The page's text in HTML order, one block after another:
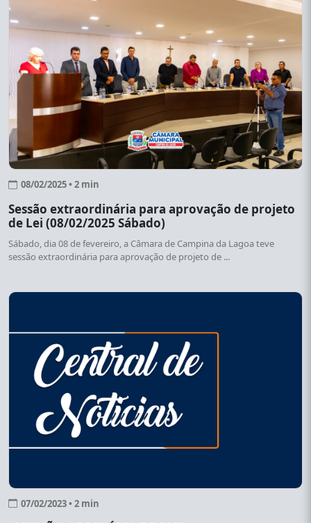
08/02/2025 • 2 min
Sessão extraordinária para aprovação de projeto
de Lei (08/02/2025 Sábado)
Sábado, dia 08 de fevereiro, a Câmara de Campina da Lagoa teve
sessão extraordinária para aprovação de projeto de ...
07/02/2023 • 2 min